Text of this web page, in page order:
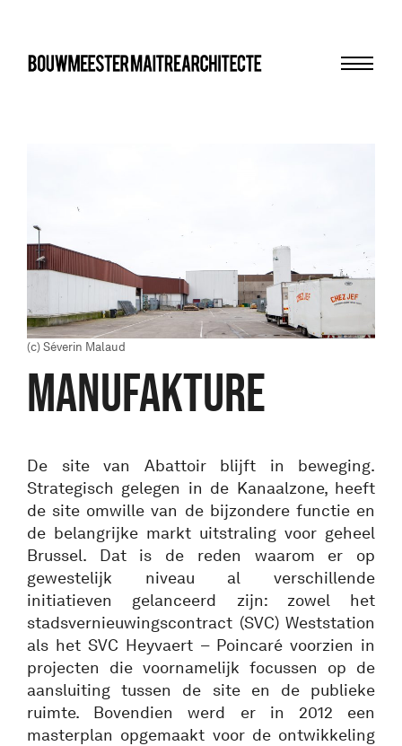
(c) Séverin Malaud
MANUFAKTURE
De site van Abattoir blijft in beweging.
Strategisch gelegen in de Kanaalzone, heeft
de site omwille van de bijzondere functie en
de belangrijke markt uitstraling voor geheel
Brussel. Dat is de reden waarom er op
gewestelijk niveau al verschillende
initiatieven gelanceerd zijn: zowel het
stadsvernieuwingscontract (SVC) Weststation
als het SVC Heyvaert – Poincaré voorzien in
projecten die voornamelijk focussen op de
aansluiting tussen de site en de publieke
ruimte. Bovendien werd er in 2012 een
masterplan opgemaakt voor de ontwikkeling